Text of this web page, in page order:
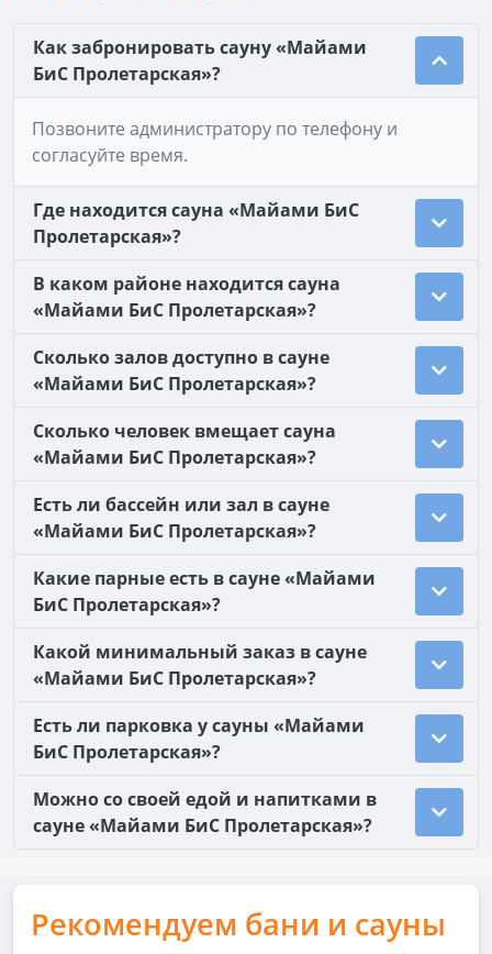
Как забронировать сауну «Майами
БиС Пролетарская»?
Позвоните администратору по телефону и
согласуйте время.
Где находится сауна «Майами БиС
Пролетарская»?
В каком районе находится сауна
«Майами БиС Пролетарская»?
Сколько залов доступно в сауне
«Майами БиС Пролетарская»?
Сколько человек вмещает сауна
«Майами БиС Пролетарская»?
Есть ли бассейн или зал в сауне
«Майами БиС Пролетарская»?
Какие парные есть в сауне «Майами
БиС Пролетарская»?
Какой минимальный заказ в сауне
«Майами БиС Пролетарская»?
Есть ли парковка у сауны «Майами
БиС Пролетарская»?
Можно со своей едой и напитками в
сауне «Майами БиС Пролетарская»?
Рекомендуем бани и сауны